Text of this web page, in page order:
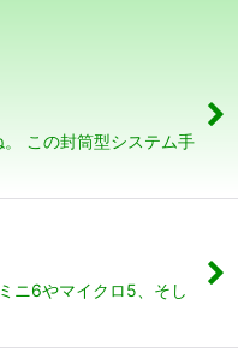
この封筒型システム手
ニ6やマイクロ5、そし